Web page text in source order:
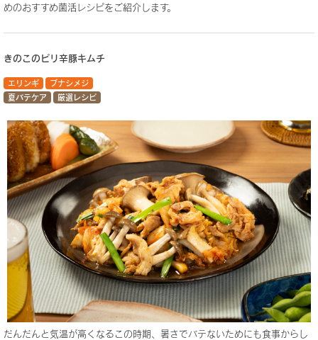
めのおすすめ菌活レシピをご紹介します。
きのこのピリ辛豚キムチ
エリンギ
ブナシメジ
夏バテケア
厳選レシピ
だんだんと気温が高くなるこの時期、暑さでバテないためにも食事からし